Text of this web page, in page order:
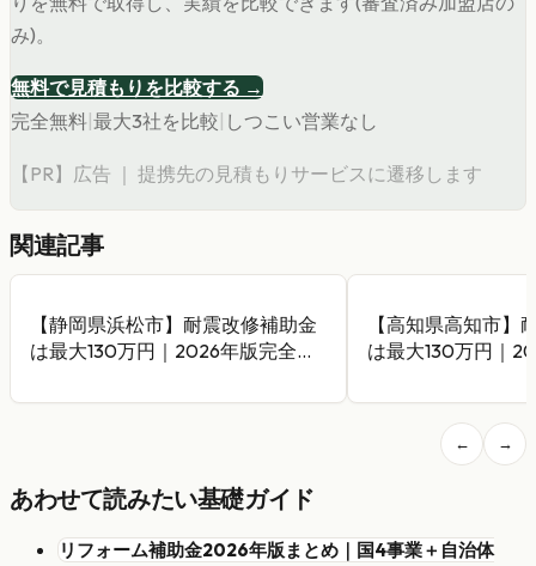
み)。
無料で見積もりを比較する →
完全無料 最大3社を比較 しつこい営業なし
【PR】広告 ｜ 提携先の見積もりサービスに遷移します
関連記事
【静岡県浜松市】耐震改修補助金
は最大130万円｜2026年版完全ガ
【高知県高知市】
は最大130万円｜
← →
あわせて読みたい基礎ガイド
リフォーム補助金2026年版まとめ｜国4事業＋自治体